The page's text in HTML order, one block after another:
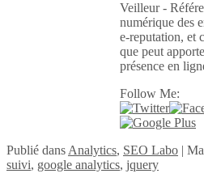
Veilleur -
numérique des
e-reputation, et
que peut
présence en
Follow Me:
Publié dans Analytics, SEO Labo |
suivi, google analytics, jquery